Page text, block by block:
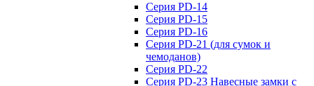
Серия PD-14
Серия PD-15
Серия PD-16
Серия PD-21 (для сумок и
чемоданов)
Серия PD-22
Серия PD-23 Навесные замки с